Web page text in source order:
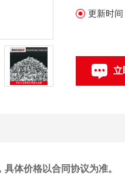
更新时间
立
体价格以合同协议为准。